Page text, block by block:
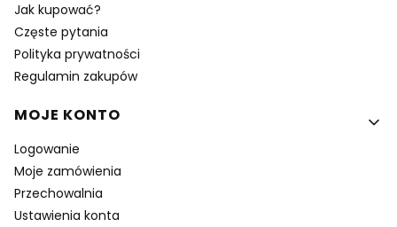
Jak kupować?
Częste pytania
Polityka prywatności
Regulamin zakupów
MOJE KONTO
Logowanie
Moje zamówienia
Przechowalnia
Ustawienia konta